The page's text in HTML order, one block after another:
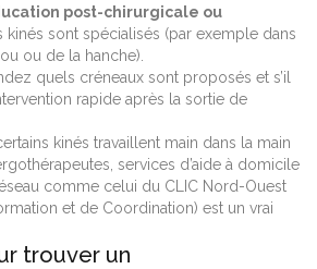
post-chirurgicale ou
kinés sont spécialisés (par exemple dans
ou de la hanche).
quels créneaux sont proposés et s’il
rapide après la sortie de
kinés travaillent main dans la main
services d’aide à domicile
comme celui du CLIC Nord-Ouest
et de Coordination) est un vrai
trouver un